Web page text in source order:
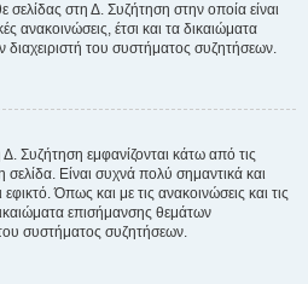
σελίδας στη Δ. Συζήτηση στην οποία είναι
ανακοινώσεις, έτσι και τα δικαιώματα
του συστήματος συζητήσεων.
Συζήτηση εμφανίζονται κάτω από τις
Είναι συχνά πολύ σημαντικά και
Όπως και με τις ανακοινώσεις και τις
επισήμανσης θεμάτων
συστήματος συζητήσεων.